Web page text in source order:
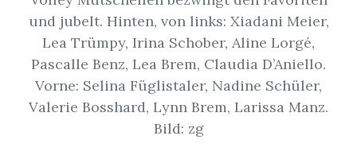
und jubelt. Hinten, von links: Xiadani Meier,
Lea Trümpy, Irina Schober, Aline Lorgé,
Pascalle Benz, Lea Brem, Claudia D’Aniello.
Vorne: Selina Füglistaler, Nadine Schüler,
Valerie Bosshard, Lynn Brem, Larissa Manz.
Bild: zg